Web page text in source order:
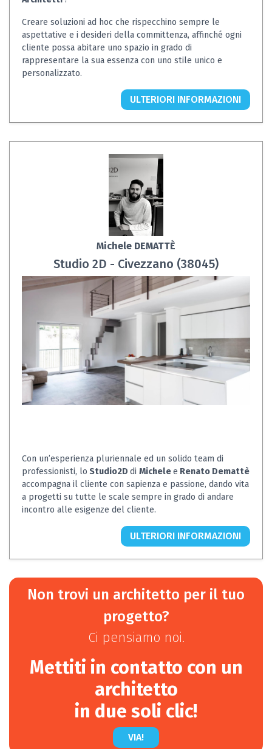
Creare soluzioni ad hoc che rispecchino sempre le
aspettative e i desideri della committenza, affinché ogni
cliente possa abitare uno spazio in grado di
rappresentare la sua essenza con uno stile unico e
personalizzato.
ULTERIORI INFORMAZIONI
Michele DEMATTÈ
Studio 2D - Civezzano (38045)
Con un’esperienza pluriennale ed un solido team di
professionisti, lo Studio2D di Michelee Renato Demattè
accompagna il cliente con sapienza e passione, dando vita
a progetti su tutte le scale sempre in grado di andare
incontro alle esigenze del cliente.
ULTERIORI INFORMAZIONI
Non trovi un architetto per il tuo
progetto?
Ci pensiamo noi.
Mettiti in contatto con un
architetto
in due soli clic!
VIA!